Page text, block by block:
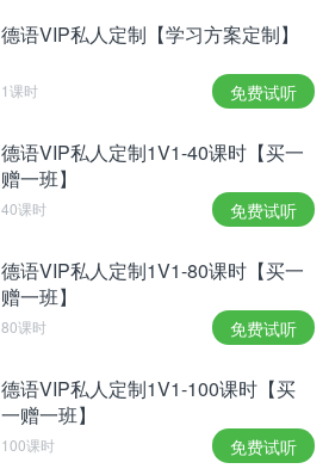
德语VIP私人定制【学习方案定制】
1课时 免费试听
德语VIP私人定制1V1-40课时【买一
赠一班】
40课时 免费试听
德语VIP私人定制1V1-80课时【买一
赠一班】
80课时 免费试听
德语VIP私人定制1V1-100课时【买
一赠一班】
100课时 免费试听